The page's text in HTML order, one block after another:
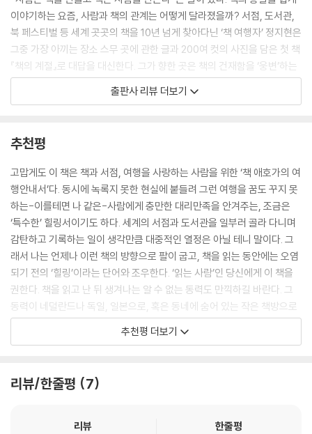
조금이나마 넓어지고 다정해졌다면, 그것은 다정한 누군가의 세계에 잠시
다녀왔기 때문이다. 기꺼이 나를 받아준 세계가 있었기 때문이다.
--- p.163
서점 화장실에 가장 먼저 스티커를 붙인 이는 누구였을까. 전시가 끝나고
남은 스티커를 붙인 것인지, 시위 참가자가 서점에 들렀다가 붙인 것인지
는 알 수 없다. 어떤 경우든 누군가는 붙이고 누군가는 들여다본다. 그렇다
변기와 계속 눈을 맞추게 되긴 하지만, 배설의 상징으로서 변기는 또 얼마
--- p.201
어떤 질문에도 막힘없이 일본의 출판과 서점에 대한 이야기를 풀어내는 사
장님을 보며, 나는 서점이 배경인 일본 소설에 등장한 호기심 많은 손님 캐
릭터가 된 기분이었다. 그리고 양학당 서점 사장님 역시 같은 업계에 몸담
고 있는 동료이자 선배님이라는 생각이 들었다. 서점 가득한 책 이야기에
고미야 사장님의 이야기가 더해진 이날 오후는 책갈피를 끼워놓고 오래도
록 다시 펼쳐보고 싶은 내 삶의 한 가 되었다.
--- p.288
때마침 다시 나타난 사장님이 내가 찾는 책에 대한 이야기를 듣더니 밖으
웠다’는 듯 무언가 건네는 게 아닌가?
“가지세요!”
“이걸 그냥 주시겠다고요?”
이야기하는 요즘, 사람과 책의 관계는 어떻게 달라졌을까? 서점, 도서관,
북 페스티벌 등 세계 곳곳의 책을 10년 넘게 찾아다닌 ‘책 여행자’ 정지현은
그중 가장 아끼는 장소 스무 곳에 관한 글과 200여 컷의 사진을 담은 첫 책
『책의 계절』로 대답을 대신한다. 그가 향한 곳은 책의 건재함을 ‘웅변’하는
유명 여행지와는 거리가 멀다. 한때 서점 거리를 이루던 골목의 마지막 책
방과 대를 이어 운영 중이지만 대를 이을 사람은 없는 서점, 공공장소로서
하는 이야기를, 그러니까 책 이야기를 나눈다.
저자가 세계 곳곳에서 만난 사람들은 하나같이 ‘다정하다’. 뮌헨의 라이너
쾨벨린 고서점의 사장님은 좋아하는 고양이 그림을 모아두었다가 손님에
게 건네고, 바르샤바의 코스모스 서점 사장님은 자국의 과학자 마리 퀴리
를 다룬 책을 선뜻 선물한다. 뉴욕 아트북페어를 개최한 프린티드 매터 서
점은 가지각색 스티커에 서점 공간 일부를 기꺼이 내주었으며, 사가의 양
학당 서점 사장님은 유난히 호기심 많은 독자에게 긴 세월 수집해온 컬렉
션을 아낌없이 공개한다. 네덜란드의 소도시 라이덴은 ‘벽시(Wall Poem
s) 프로젝트’를 통해 삶 속에서 시를 누릴 수 있도록 했고, 암스테르담 공공
도서관은 책의 주제를 한눈에 보여주는 픽토그램을 분류 라벨에 도입했다.
과감한 건축으로 여백의 미를 선사하는 슈투트가르트 시립도서관과 도서
목록카드함을 없애는 대신 메탈과 아크릴 소재로 만들어 도서관의 상징물
한발 다가가려 노력 중이다. 후쿠오카 아트북페어에서 만난 만화가 ‘ESDR
출판사 리뷰 더보기
추천평
고맙게도 이 책은 책과 서점, 여행을 사랑하는 사람을 위한 ‘책 애호가의 여
행안내서’다. 동시에 녹록지 못한 현실에 붙들려 그런 여행을 꿈도 꾸지 못
하는-이를테면 나 같은-사람에게 충만한 대리만족을 안겨주는, 조금은
‘특수한’ 힐링서이기도 하다. 세계의 서점과 도서관을 일부러 골라 다니며
감탄하고 기록하는 일이 생각만큼 대중적인 열정은 아닐 테니 말이다. 그
래서 나는 언제나 이런 책의 방향으로 팔이 굽고, 책을 읽는 동안에는 오염
되기 전의 ‘힐링’이라는 단어와 조우한다. ‘읽는 사람’인 당신에게 이 책을
권한다. 책을 읽고 난 뒤 생겨나는 알 수 없는 동력도 만끽하길 바란다. 그
동력이 네덜란드나 독일, 일본으로, 혹은 동네에 숨어 있는 작은 책방으로
당신을 데려다줄 테니까.
- 요조 (뮤지션, 작가, 책방무사 보스)
감각적인 북 디자인을 선보여온 작가 정지현의 눈으로 탐구한, ‘매혹’과 ‘쓸
그의 여행 루트를 그대로 따라가보고 싶어진다. 어쩌면 당신도 마지막 장
추천평 더보기
리뷰/한줄평 7
리뷰 한줄평